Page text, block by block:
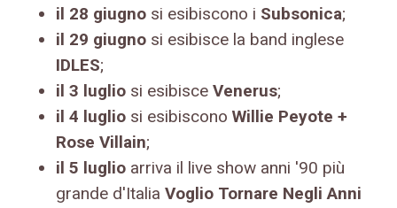
il 28 giugno si esibiscono i Subsonica;
il 29 giugno si esibisce la band inglese
IDLES;
il 3 luglio si esibisce Venerus;
il 4 luglio si esibiscono Willie Peyote +
Rose Villain;
il 5 luglio arriva il live show anni '90 più
grande d'Italia Voglio Tornare Negli Anni